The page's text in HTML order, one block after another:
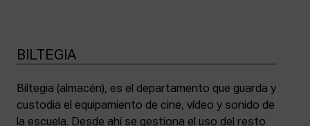
BILTEGIA
Biltegia (almacén), es el departamento que guarda y
custodia el equipamiento de cine, vídeo y sonido de
la escuela. Desde ahí se gestiona el uso del resto